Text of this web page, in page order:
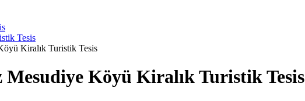
Tesis
Kiralık Turistik Tesis
Mesudiye Köyü Kiralık Turistik Tesis